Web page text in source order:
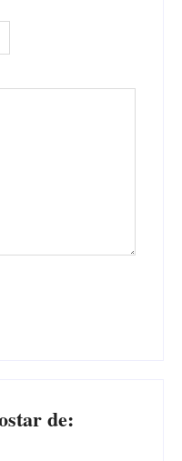
de: